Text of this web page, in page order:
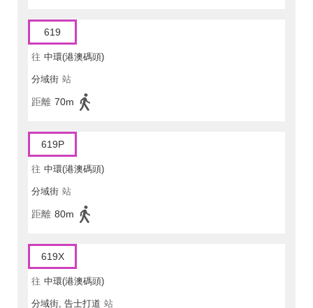
619
往 中環(港澳碼頭)
分域街 站
距離 70m
619P
往 中環(港澳碼頭)
分域街 站
距離 80m
619X
往 中環(港澳碼頭)
分域街, 告士打道 站